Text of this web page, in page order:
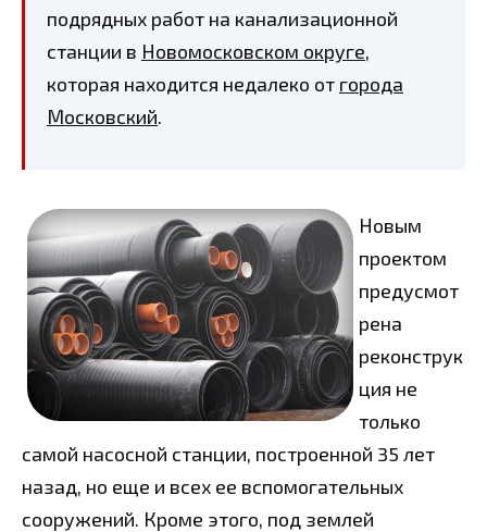
подрядных работ на канализационной
станции в Новомосковском округе,
которая находится недалеко от города
Московский.
Новым
проектом
предусмот
рена
реконструк
ция не
только
самой насосной станции, построенной 35 лет
назад, но еще и всех ее вспомогательных
сооружений. Кроме этого, под землей